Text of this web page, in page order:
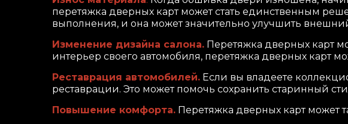
перетяжка дверных карт может стать единственным
выполнения, и она может значительно улучшить
Изменение дизайна салона. Перетяжка дверных карт
интерьер своего автомобиля, перетяжка дверных карт
Реставрация автомобилей. Если вы владеете
реставрации. Это может помочь сохранить старинный
Повышение комфорта. Перетяжка дверных карт может